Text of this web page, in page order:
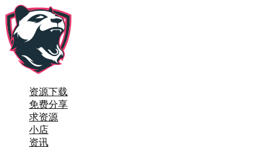
资源下载
免费分享
求资源
小店
资讯